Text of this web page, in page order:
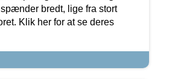
bredt, lige fra stort
Klik her for at se deres